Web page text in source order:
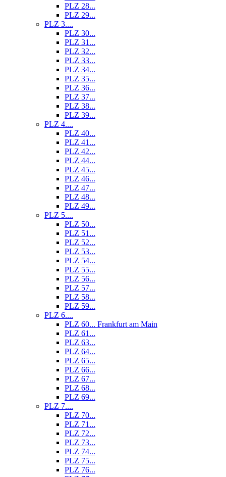
PLZ 28...
PLZ 29...
PLZ 3....
PLZ 30...
PLZ 31...
PLZ 32...
PLZ 33...
PLZ 34...
PLZ 35...
PLZ 36...
PLZ 37...
PLZ 38...
PLZ 39...
PLZ 4....
PLZ 40...
PLZ 41...
PLZ 42...
PLZ 44...
PLZ 45...
PLZ 46...
PLZ 47...
PLZ 48...
PLZ 49...
PLZ 5....
PLZ 50...
PLZ 51...
PLZ 52...
PLZ 53...
PLZ 54...
PLZ 55...
PLZ 56...
PLZ 57...
PLZ 58...
PLZ 59...
PLZ 6....
PLZ 60... Frankfurt am Main
PLZ 61...
PLZ 63...
PLZ 64...
PLZ 65...
PLZ 66...
PLZ 67...
PLZ 68...
PLZ 69...
PLZ 7....
PLZ 70...
PLZ 71...
PLZ 72...
PLZ 73...
PLZ 74...
PLZ 75...
PLZ 76...